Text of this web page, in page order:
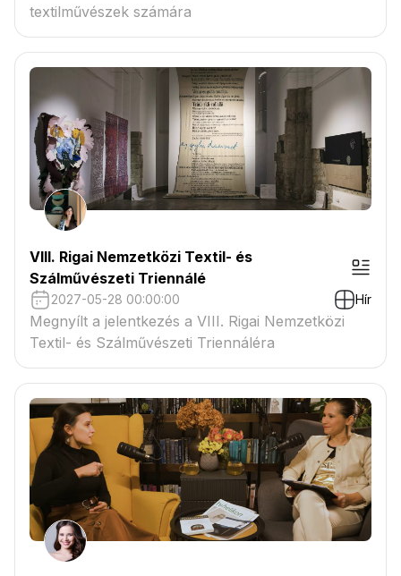
textilművészek számára
VIII. Rigai Nemzetközi Textil- és
Szálművészeti Triennálé
2027-05-28 00:00:00 Hír
Megnyílt a jelentkezés a VIII. Rigai Nemzetközi
Textil- és Szálművészeti Triennáléra